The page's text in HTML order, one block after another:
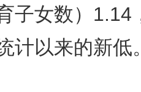
子女数）1.14
计以来的新低